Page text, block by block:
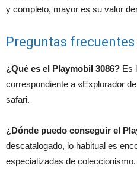
y completo, mayor es su valor
Preguntas frecuentes
¿Qué es el Playmobil 3086? Es
correspondiente a «Explorador
safari.
¿Dónde puedo conseguir el
descatalogado, lo habitual es
especializadas de